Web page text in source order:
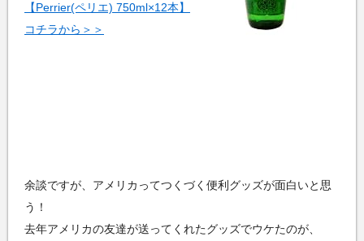
【Perrier(ペリエ) 750ml×12本】
コチラから＞＞
余談ですが、アメリカってつくづく便利グッズが面白いと思
う！
去年アメリカの友達が送ってくれたグッズでウケたのが、